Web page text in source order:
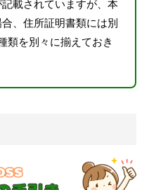
載されていますが、本
、住所証明書類には別
類を別々に揃えておき